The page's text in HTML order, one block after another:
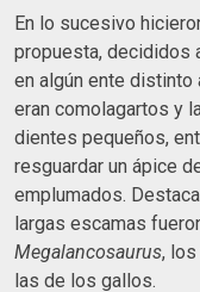
En lo sucesivo
propuesta, decididos
en algún ente
eran comolagartos y
dientes pequeños,
resguardar un ápice
emplumados.
largas escamas
Megalancosaurus, los
las de los gallos.